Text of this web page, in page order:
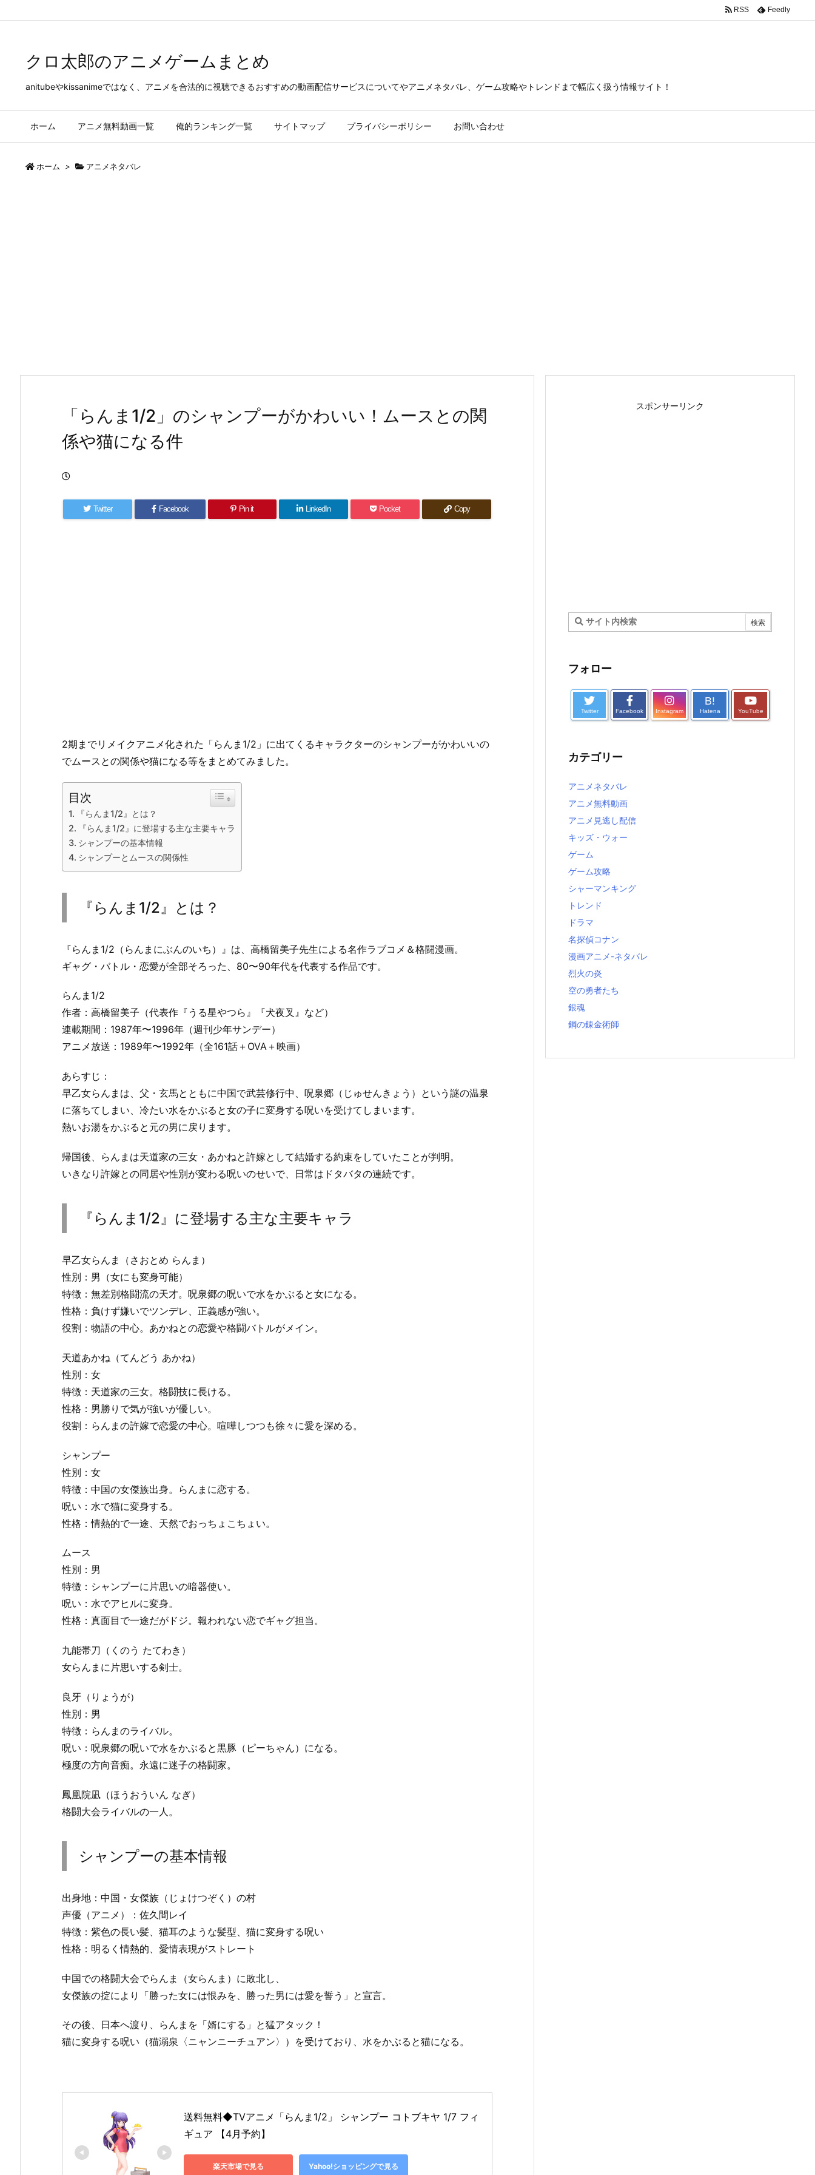
クロ太郎のアニメゲームまとめ
anitubeやkissanimeではなく、アニメを合法的に視聴できるおすすめの動画配信サービスについてやアニメネタバレ、ゲーム攻略やトレンドまで幅広く扱う情報サイト！
ホーム アニメ無料動画一覧 俺的ランキング一覧 サイトマップ プライバシーポリシー お問い合わせ
RSS Feedly
ホーム > アニメネタバレ
「らんま1/2」のシャンプーがかわいい！ムースとの関
係や猫になる件
Twitter Facebook Pin it LinkedIn Pocket Copy
2期までリメイクアニメ化された「らんま1/2」に出てくるキャラクターのシャンプーがかわいいの
でムースとの関係や猫になる等をまとめてみました。
目次
『らんま1/2』とは？
『らんま1/2』に登場する主な主要キャラ
シャンプーの基本情報
シャンプーとムースの関係性
『らんま1/2』とは？
『らんま1/2（らんまにぶんのいち）』は、高橋留美子先生による名作ラブコメ＆格闘漫画。
ギャグ・バトル・恋愛が全部そろった、80〜90年代を代表する作品です。
らんま1/2
作者：高橋留美子（代表作『うる星やつら』『犬夜叉』など）
連載期間：1987年〜1996年（週刊少年サンデー）
アニメ放送：1989年〜1992年（全161話＋OVA＋映画）
あらすじ：
早乙女らんまは、父・玄馬とともに中国で武芸修行中、呪泉郷（じゅせんきょう）という謎の温泉
に落ちてしまい、冷たい水をかぶると女の子に変身する呪いを受けてしまいます。
熱いお湯をかぶると元の男に戻ります。
帰国後、らんまは天道家の三女・あかねと許嫁として結婚する約束をしていたことが判明。
いきなり許嫁との同居や性別が変わる呪いのせいで、日常はドタバタの連続です。
『らんま1/2』に登場する主な主要キャラ
早乙女らんま（さおとめ らんま）
性別：男（女にも変身可能）
特徴：無差別格闘流の天才。呪泉郷の呪いで水をかぶると女になる。
性格：負けず嫌いでツンデレ、正義感が強い。
役割：物語の中心。あかねとの恋愛や格闘バトルがメイン。
天道あかね（てんどう あかね）
性別：女
特徴：天道家の三女。格闘技に長ける。
性格：男勝りで気が強いが優しい。
役割：らんまの許嫁で恋愛の中心。喧嘩しつつも徐々に愛を深める。
シャンプー
性別：女
特徴：中国の女傑族出身。らんまに恋する。
呪い：水で猫に変身する。
性格：情熱的で一途、天然でおっちょこちょい。
ムース
性別：男
特徴：シャンプーに片思いの暗器使い。
呪い：水でアヒルに変身。
性格：真面目で一途だがドジ。報われない恋でギャグ担当。
九能帯刀（くのう たてわき）
女らんまに片思いする剣士。
良牙（りょうが）
性別：男
特徴：らんまのライバル。
呪い：呪泉郷の呪いで水をかぶると黒豚（ピーちゃん）になる。
極度の方向音痴。永遠に迷子の格闘家。
鳳凰院凪（ほうおういん なぎ）
格闘大会ライバルの一人。
シャンプーの基本情報
出身地：中国・女傑族（じょけつぞく）の村
声優（アニメ）：佐久間レイ
特徴：紫色の長い髪、猫耳のような髪型、猫に変身する呪い
性格：明るく情熱的、愛情表現がストレート
中国での格闘大会でらんま（女らんま）に敗北し、
女傑族の掟により「勝った女には恨みを、勝った男には愛を誓う」と宣言。
その後、日本へ渡り、らんまを「婿にする」と猛アタック！
猫に変身する呪い（猫溺泉〈ニャンニーチュアン〉）を受けており、水をかぶると猫になる。
送料無料◆TVアニメ「らんま1/2」 シャンプー コトブキヤ 1/7 フィ
ギュア 【4月予約】
楽天市場で見る Yahoo!ショッピングで見る
スポンサーリンク
フォロー
Twitter Facebook Instagram
B!
Hatena YouTube
カテゴリー
アニメネタバレ
アニメ無料動画
アニメ見逃し配信
キッズ・ウォー
ゲーム
ゲーム攻略
シャーマンキング
トレンド
ドラマ
名探偵コナン
漫画アニメ-ネタバレ
烈火の炎
空の勇者たち
銀魂
鋼の錬金術師